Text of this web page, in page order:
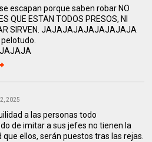
escapan porque saben robar NO
QUE ESTAN TODOS PRESOS, NI
SIRVEN. JAJAJAJAJAJAJAJAJA
pelotudo.
2025
a las personas todo
de imitar a sus jefes no tienen la
ellos, serán puestos tras las rejas.